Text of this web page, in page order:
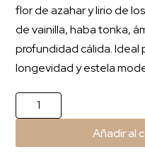
flor de azahar y lirio de
de vainilla, haba tonka,
profundidad cálida. Ideal
longevidad y estela
PM
Añadir al